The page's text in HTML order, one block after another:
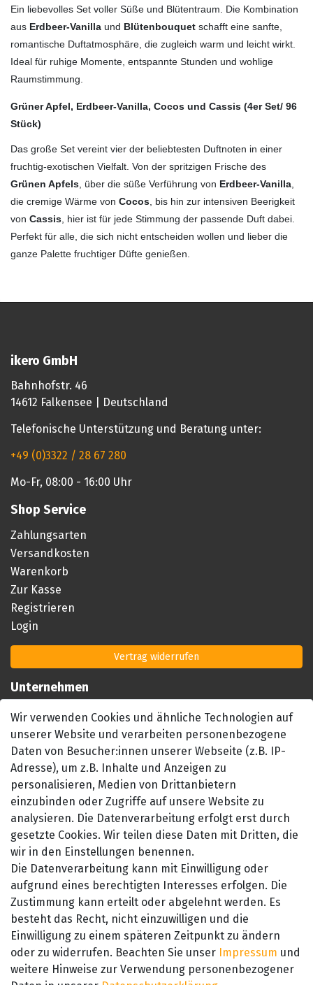
Ein liebevolles Set voller Süße und Blütentraum. Die Kombination
aus Erdbeer-Vanilla und Blütenbouquet schafft eine sanfte,
romantische Duftatmosphäre, die zugleich warm und leicht wirkt.
Ideal für ruhige Momente, entspannte Stunden und wohlige
Raumstimmung.
Grüner Apfel, Erdbeer-Vanilla, Cocos und Cassis (4er Set/ 96
Stück)
Das große Set vereint vier der beliebtesten Duftnoten in einer
fruchtig-exotischen Vielfalt. Von der spritzigen Frische des
Grünen Apfels , über die süße Verführung von Erdbeer-Vanilla
die cremige Wärme von Cocos , bis hin zur intensiven Beerigkeit
von Cassis , hier ist für jede Stimmung der passende Duft dabei.
Perfekt für alle, die sich nicht entscheiden wollen und lieber die
ganze Palette fruchtiger Düfte genießen.
ikero GmbH
Bahnhofstr. 46
14612 Falkensee | Deutschland
Telefonische Unterstützung und Beratung unter:
+49 (0)3322 / 28 67 280
Mo-Fr, 08:00 - 16:00 Uhr
Shop Service
Zahlungsarten
Versandkosten
Warenkorb
Zur Kasse
Registrieren
Login
Vertrag widerrufen
Unternehmen
Impressum
AGB
Datenschutzerklärung
Barrierefreiheitserklärung
Widerrufsrecht
Kontakt
SEHR GUT
4.89 / 5
aus 657 Bewertungen
bei: amazon.de,
amazon.fr, amazon.it
Wir verwenden Cookies und ähnliche Technologien auf
unserer Website und verarbeiten personenbezogene
Daten von Besucher:innen unserer Webseite (z.B. IP-
Adresse), um z.B. Inhalte und Anzeigen zu
personalisieren, Medien von Drittanbietern
einzubinden oder Zugriffe auf unsere Website zu
analysieren. Die Datenverarbeitung erfolgt erst durch
gesetzte Cookies. Wir teilen diese Daten mit Dritten, die
wir in den Einstellungen benennen.
Die Datenverarbeitung kann mit Einwilligung oder
aufgrund eines berechtigten Interesses erfolgen. Die
Zustimmung kann erteilt oder abgelehnt werden. Es
besteht das Recht, nicht einzuwilligen und die
Einwilligung zu einem späteren Zeitpunkt zu ändern
oder zu widerrufen. Beachten Sie unser Impressum und
weitere Hinweise zur Verwendung personenbezogener